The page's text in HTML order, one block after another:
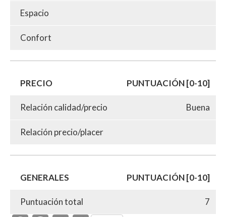
Espacio
Confort
PRECIO PUNTUACIÓN [0-10]
Relación calidad/precio Buena
Relación precio/placer
GENERALES PUNTUACIÓN [0-10]
Puntuación total 7